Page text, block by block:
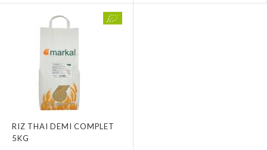
RIZ THAI DEMI COMPLET
5KG